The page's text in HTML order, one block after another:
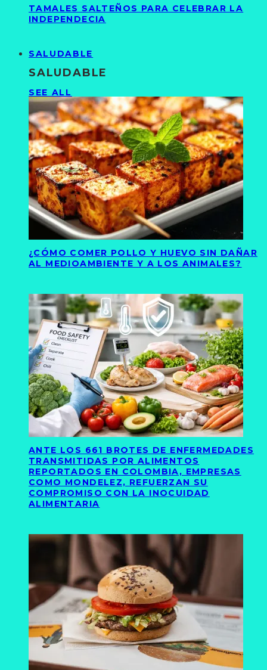
TAMALES SALTEÑOS PARA CELEBRAR LA
INDEPENDECIA
SALUDABLE
SALUDABLE
SEE ALL
¿CÓMO COMER POLLO Y HUEVO SIN DAÑAR
AL MEDIOAMBIENTE Y A LOS ANIMALES?
ANTE LOS 661 BROTES DE ENFERMEDADES
TRANSMITIDAS POR ALIMENTOS
REPORTADOS EN COLOMBIA, EMPRESAS
COMO MONDELEZ, REFUERZAN SU
COMPROMISO CON LA INOCUIDAD
ALIMENTARIA